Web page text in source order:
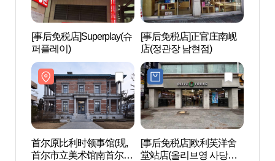
[事后免税店]Superplay(슈
퍼플레이)
[事后免税店]正官庄南岘
店(정관장 남현점)
首尔原比利时领事馆(现,
首尔市立美术馆南首尔生
[事后免税店]欧利芙洋舍
堂站店(올리브영 사당역